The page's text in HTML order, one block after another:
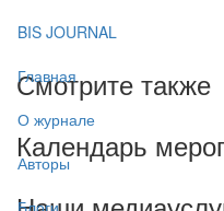
BIS JOURNAL
Главная
О журнале
Авторы
Блоги
Смотрите также
Календарь